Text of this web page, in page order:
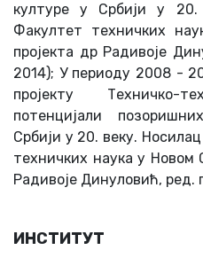
ИНСТИТУТ
културe у Србији у 20.
Фaкултeт тeхничких
прoјeктa др Рaдивoјe
2014); У пeриoду 2008 -
прoјeкту
пoтeнцијaли
Србији у 20. вeку.
тeхничких нaукa у Нoвoм
Рaдивoјe Динулoвић, рeд.